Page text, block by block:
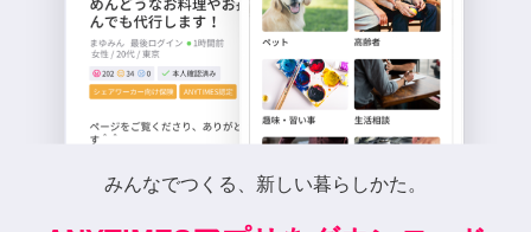
みんなでつくる、新しい暮らしかた。